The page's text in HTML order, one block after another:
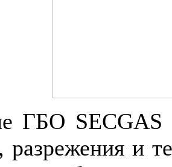
ГБО SECGAS
разрежения и